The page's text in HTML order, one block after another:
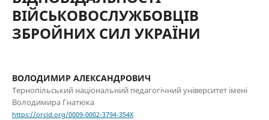
ВІЙСЬКОВОСЛУЖБОВЦІВ
ЗБРОЙНИХ СИЛ УКРАЇНИ
ВОЛОДИМИР АЛЕКСАНДРОВИЧ
Тернопільський національний педагогічний університет імені
Володимира Гнатюка
https://orcid.org/0009-0002-3794-354X